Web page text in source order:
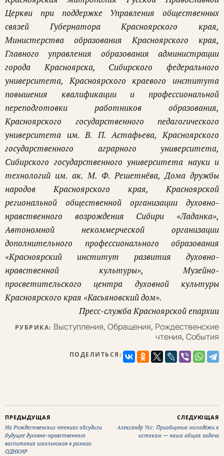
Церкви при поддержке Управления общественных
связей Губернатора Красноярского края,
Министерства образования Красноярского края,
Главного управления образования администрации
города Красноярска, Сибирского федерального
университета, Красноярского краевого института
повышения квалификации и профессиональной
переподготовки работников образования,
Красноярского государственного педагогического
университета им. В. П. Астафьева, Красноярского
государственного аграрного университета,
Сибирского государственного университета науки и
технологий им. ак. М. Ф. Решетнёва, Дома дружбы
народов Красноярского края, Красноярской
региональной общественной организации духовно-
нравственного возрождения Сибири «Ладанка»,
Автономной некоммерческой организации
дополнительного профессионального образования
«Красноярский институт развития духовно-
нравственной культуры», Музейно-
просветительского центра духовной культуры
Красноярского края «Касьяновский дом».
Пресс-служба Красноярской епархии
РУБРИКА: Выступления, Обращения, Рождественские
чтения, События
ПОДЕЛИТЬСЯ:
ПРЕДЫДУЩАЯ
На Рождественских чтениях обсудили
будущее духовно-нравственного
воспитания школьников в рамках
ОДНКНР
СЛЕДУЮЩАЯ
Александр Усс: Приобщение молодёжи к
истокам — наша общая задача